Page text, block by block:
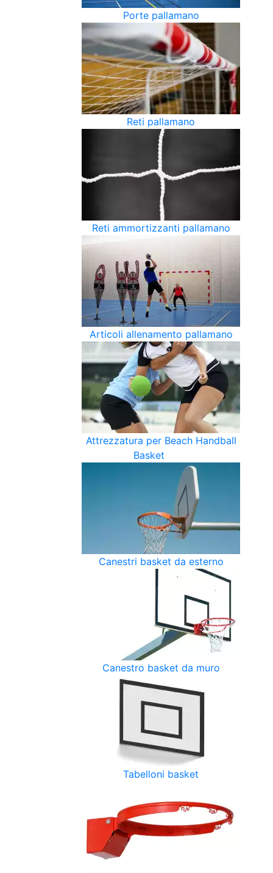
Porte pallamano
Reti pallamano
Reti ammortizzanti pallamano
Articoli allenamento pallamano
Attrezzatura per Beach Handball
Basket
Canestri basket da esterno
Canestro basket da muro
Tabelloni basket